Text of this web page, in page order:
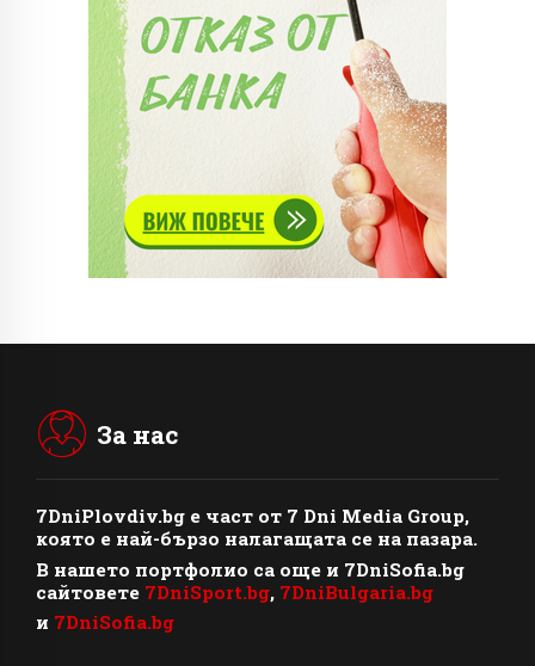
За нас
7DniPlovdiv.bg e част от 7 Dni Media Group,
която е най-бързо налагащата се на пазара.
В нашето портфолио са още и 7DniSofia.bg
сайтовете 7DniSport.bg, 7DniBulgaria.bg
и 7DniSofia.bg